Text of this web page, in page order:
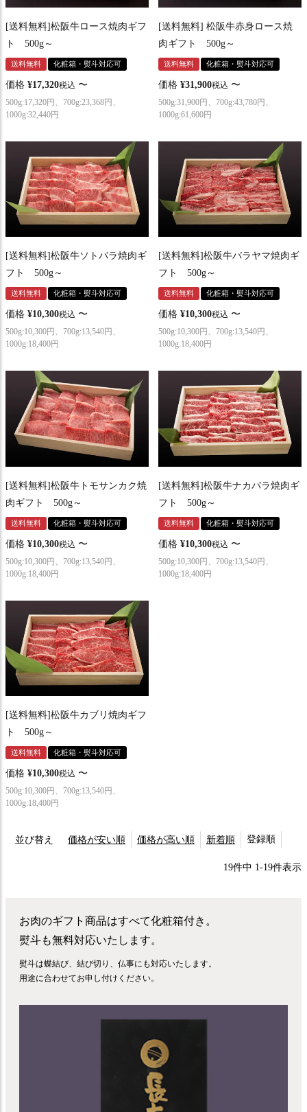
[送料無料]松阪牛ロース焼肉ギフ
ト 500g～
送料無料 化粧箱・熨斗対応可
価格 ¥17,320税込 〜
500g:17,320円、700g:23,368円、
1000g:32,440円
[送料無料] 松阪牛赤身ロース焼
肉ギフト 500g～
送料無料 化粧箱・熨斗対応可
価格 ¥31,900税込 〜
500g:31,900円、700g:43,780円、
1000g:61,600円
[送料無料]松阪牛ソトバラ焼肉ギ
フト 500g～
送料無料 化粧箱・熨斗対応可
価格 ¥10,300税込 〜
500g:10,300円、700g:13,540円、
1000g:18,400円
[送料無料]松阪牛バラヤマ焼肉ギ
フト 500g～
送料無料 化粧箱・熨斗対応可
価格 ¥10,300税込 〜
500g:10,300円、700g:13,540円、
1000g:18,400円
[送料無料]松阪牛トモサンカク焼
肉ギフト 500g～
送料無料 化粧箱・熨斗対応可
価格 ¥10,300税込 〜
500g:10,300円、700g:13,540円、
1000g:18,400円
[送料無料]松阪牛ナカバラ焼肉ギ
フト 500g～
送料無料 化粧箱・熨斗対応可
価格 ¥10,300税込 〜
500g:10,300円、700g:13,540円、
1000g:18,400円
[送料無料]松阪牛カブリ焼肉ギフ
ト 500g～
送料無料 化粧箱・熨斗対応可
価格 ¥10,300税込 〜
500g:10,300円、700g:13,540円、
1000g:18,400円
並び替え 価格が安い順 価格が高い順 新着順 登録順
19件中 1-19件表示
お肉のギフト商品はすべて化粧箱付き。
熨斗も無料対応いたします。
熨斗は蝶結び、結び切り、仏事にも対応いたします。
用途に合わせてお申し付けください。